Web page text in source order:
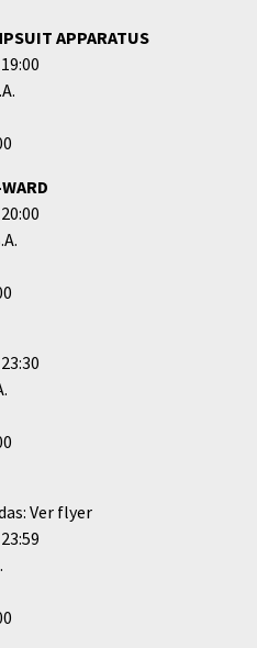
APPARATUS
19:00
20:00
23:30
Ver flyer
23:59